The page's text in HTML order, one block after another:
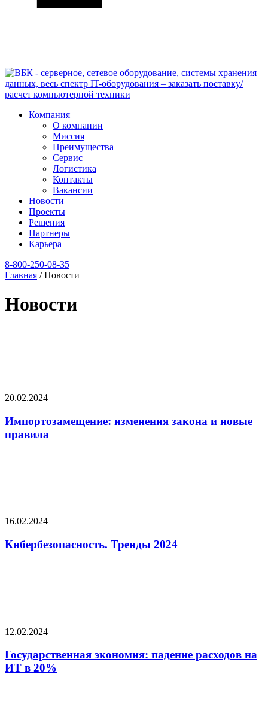
Компания
О компании
Миссия
Преимущества
Сервис
Логистика
Контакты
Вакансии
Новости
Проекты
Решения
Партнеры
Карьера
8‑800‑250‑08‑35
Главная /Новости
Новости
20.02.2024
Импортозамещение: изменения закона и новые
правила
16.02.2024
Кибербезопасность. Тренды 2024
12.02.2024
Государственная экономия: падение расходов на
ИТ в 20%